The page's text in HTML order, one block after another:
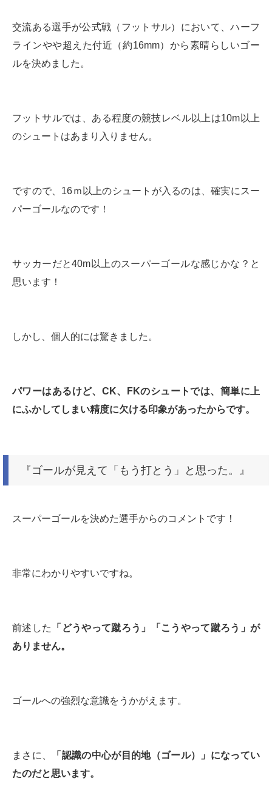
交流ある選手が公式戦（フットサル）において、ハーフ
ラインやや超えた付近（約16mm）から素晴らしいゴー
ルを決めました。
フットサルでは、ある程度の競技レベル以上は10m以上
のシュートはあまり入りません。
ですので、16ｍ以上のシュートが入るのは、確実にスー
パーゴールなのです！
サッカーだと40m以上のスーパーゴールな感じかな？と
思います！
しかし、個人的には驚きました。
パワーはあるけど、CK、FKのシュートでは、簡単に上
にふかしてしまい精度に欠ける印象があったからです。
『ゴールが見えて「もう打とう」と思った。』
スーパーゴールを決めた選手からのコメントです！
非常にわかりやすいですね。
前述した
「どうやって蹴ろう」「こうやって蹴ろう」が
ありません。
ゴールへの強烈な意識をうかがえます。
まさに、
「認識の中心が目的地（ゴール）」になってい
たのだと思います。